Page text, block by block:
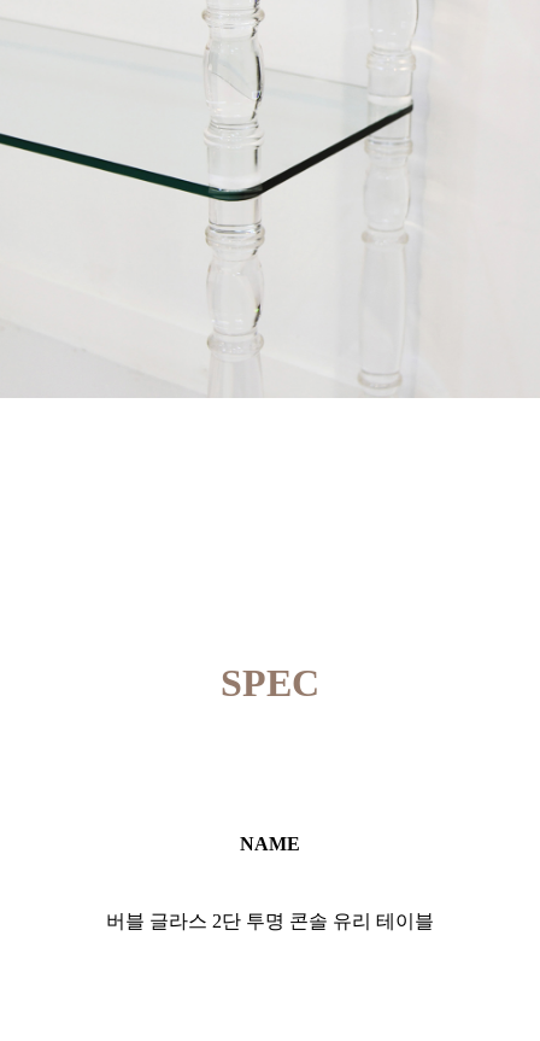
SPEC
NAME
버블 글라스 2단 투명 콘솔 유리 테이블